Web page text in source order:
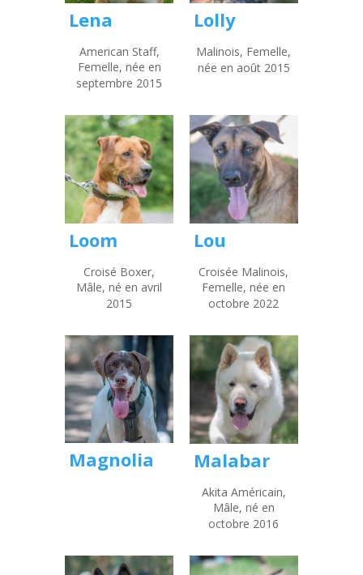
Lena
American Staff,
Femelle, née en
septembre 2015
Lolly
Malinois, Femelle,
née en août 2015
Loom
Croisé Boxer,
Mâle, né en avril
2015
Lou
Croisée Malinois,
Femelle, née en
octobre 2022
Magnolia Malabar
Akita Américain,
Mâle, né en
octobre 2016